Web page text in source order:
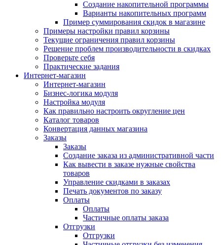
Создание накопительной программы
Варианты накопительных программ
Пример суммирования скидок в магазине
Примеры настройки правил корзины
Текущие ограничения правил корзины
Решение проблем производительности в скидках
Проверьте себя
Практические задания
Интернет-магазин
Интернет-магазин
Бизнес-логика модуля
Настройка модуля
Как правильно настроить округление цен
Каталог товаров
Конвертация данных магазина
Заказы
Заказы
Создание заказа из административной части
Как вывести в заказе нужные свойства
товаров
Управление скидками в заказах
Печать документов по заказу
Оплаты
Оплаты
Частичные оплаты заказа
Отгрузки
Отгрузки